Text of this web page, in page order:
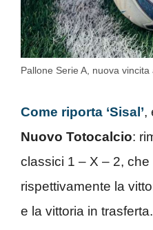
Pallone Serie A, nuova
Come riporta ‘Sisal’,
Nuovo Totocalcio:
classici 1 – X – 2,
rispettivamente la
e la vittoria in trasferta.